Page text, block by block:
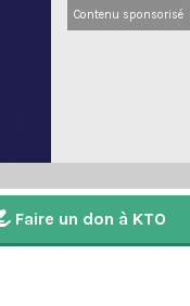
Contenu sponsorisé
Faire un don à KTO